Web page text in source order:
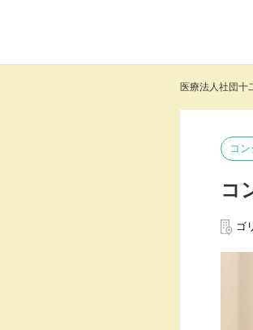
医療法人社団十
コ
コ
ゴ